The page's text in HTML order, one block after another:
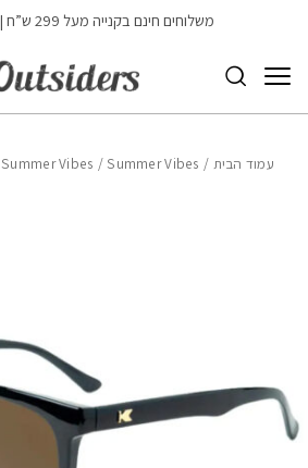
Skip to Contentמשלוחים חינם בקנייה מעל 299 ש”ח | 3-5 ימי עסקים
עמוד הבית /
Summer Vibes /Summer Vibes | גברים